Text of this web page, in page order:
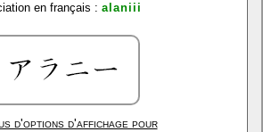
en français : alaniii
d'options d'affichage pour